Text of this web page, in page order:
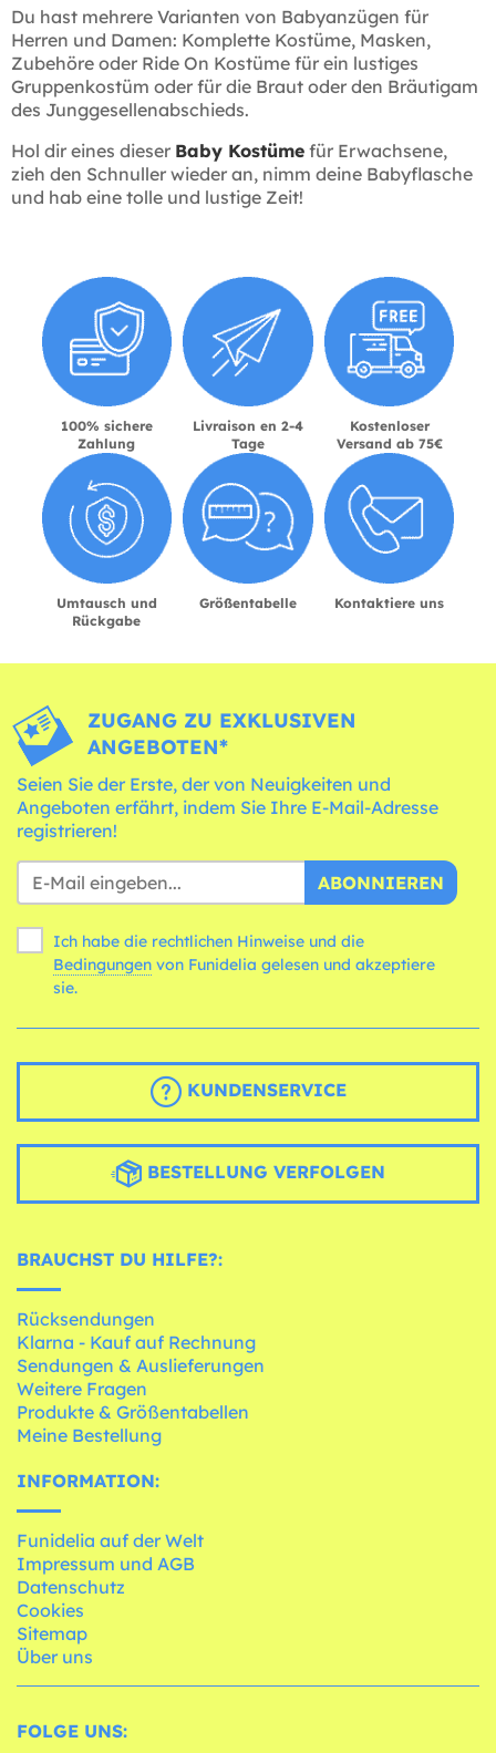
Du hast mehrere Varianten von Babyanzügen für
Herren und Damen: Komplette Kostüme, Masken,
Zubehöre oder Ride On Kostüme für ein lustiges
Gruppenkostüm oder für die Braut oder den Bräutigam
des Junggesellenabschieds.
Hol dir eines dieser Baby Kostüme für Erwachsene,
zieh den Schnuller wieder an, nimm deine Babyflasche
und hab eine tolle und lustige Zeit!
100% sichere
Zahlung
Livraison en 2-4
Tage
Kostenloser
Versand ab 75€
Umtausch und
Rückgabe
Größentabelle Kontaktiere uns
ZUGANG ZU EXKLUSIVEN
ANGEBOTEN*
Seien Sie der Erste, der von Neuigkeiten und
Angeboten erfährt, indem Sie Ihre E-Mail-Adresse
registrieren!
ABONNIEREN
Ich habe die rechtlichen Hinweise und die
Bedingungen
sie.
KUNDENSERVICE
BESTELLUNG VERFOLGEN
BRAUCHST DU HILFE?:
Rücksendungen
Klarna - Kauf auf Rechnung
Sendungen & Auslieferungen
Weitere Fragen
Produkte & Größentabellen
Meine Bestellung
INFORMATION:
Funidelia auf der Welt
Impressum und AGB
Datenschutz
Cookies
Sitemap
Über uns
FOLGE UNS: